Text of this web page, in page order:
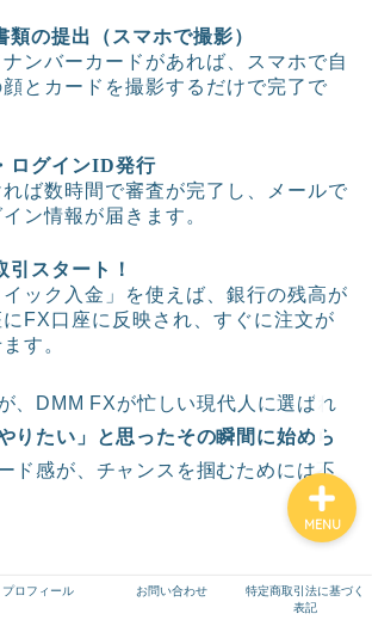
類の提出（スマホで撮影）
ナンバーカードがあれば、スマホで自
とカードを撮影するだけで完了で
ログインID発行
ば数時間で審査が完了し、メールで
イン情報が届きます。
引スタート！
イック入金」を使えば、銀行の残高が
にFX口座に反映され、すぐに注文が
す。
、DMM FXが忙しい現代人に選ばれ
やりたい」と思ったその瞬間に始めら
ド感が、チャンスを掴むためには不
プロフィール お問い合わせ
特定商取引法に基づく
表記
MENU
金（ゴールド）
雑談
マインド
退職代行